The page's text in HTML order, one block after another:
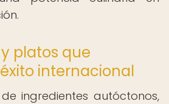
platos que
internacional
ingredientes autóctonos,